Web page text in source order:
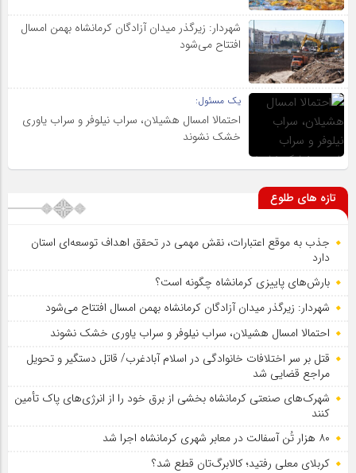
شهردار: زیرگذر میدان آزادگان کرمانشاه بهمن امسال
افتتاح می‌شود
یک مسئول:
احتمالا امسال هشیلان، سراب نیلوفر و سراب یاوری
خشک نشوند
تازه های طلوع
جذب به موقع اعتبارات، نقش مهمی در تحقق اهداف توسعه‌ای استان
دارد
بارش‌های پاییزی کرمانشاه چگونه است؟
شهردار: زیرگذر میدان آزادگان کرمانشاه بهمن امسال افتتاح می‌شود
احتمالا امسال هشیلان، سراب نیلوفر و سراب یاوری خشک نشوند
قتل بر سر اختلافات خانوادگی در اسلام آبادغرب/ قاتل دستگیر و تحویل
مراجع قضایی شد
شهرک‌های صنعتی کرمانشاه بخشی از برق خود را از انرژی‌های پاک تأمین
کنند
۸۰ هزار تُن آسفالت در معابر شهری کرمانشاه اجرا شد
کربلای معلی رفتید؛ کالابرگ‌تان قطع شد؟